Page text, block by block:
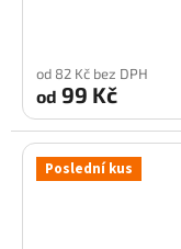
od 82 Kč bez DPH
od 99 Kč
Poslední kus